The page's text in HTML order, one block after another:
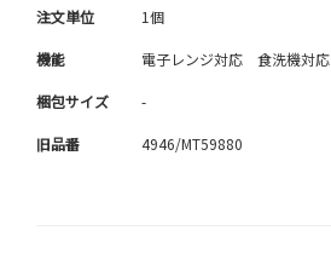
注文単位 1個
機能 電子レンジ対応 食洗機対応
梱包サイズ -
旧品番 4946/MT59880